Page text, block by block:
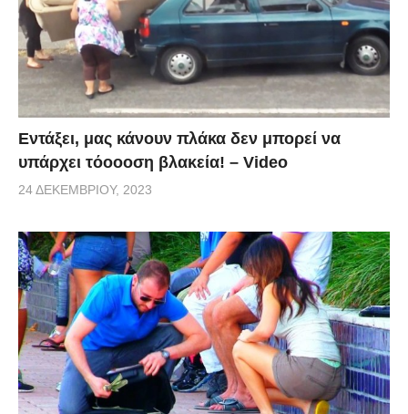
Εντάξει, μας κάνουν πλάκα δεν μπορεί να
υπάρχει τόοοοση βλακεία! – Video
24 ΔΕΚΕΜΒΡΊΟΥ, 2023